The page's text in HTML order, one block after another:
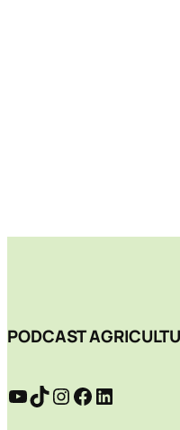
PODCAST
YouTube
TikTok
Instagram
Facebook
LinkedIn